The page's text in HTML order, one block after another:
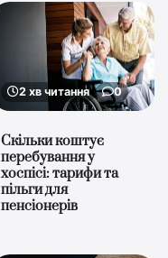
2 хв читання 0
Скільки коштує
перебування у
хоспісі: тарифи та
пільги для
пенсіонерів